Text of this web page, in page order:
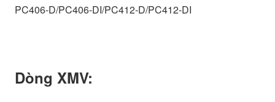
PC406-D/PC406-DI/PC412-D/PC412-DI
Dòng XMV: